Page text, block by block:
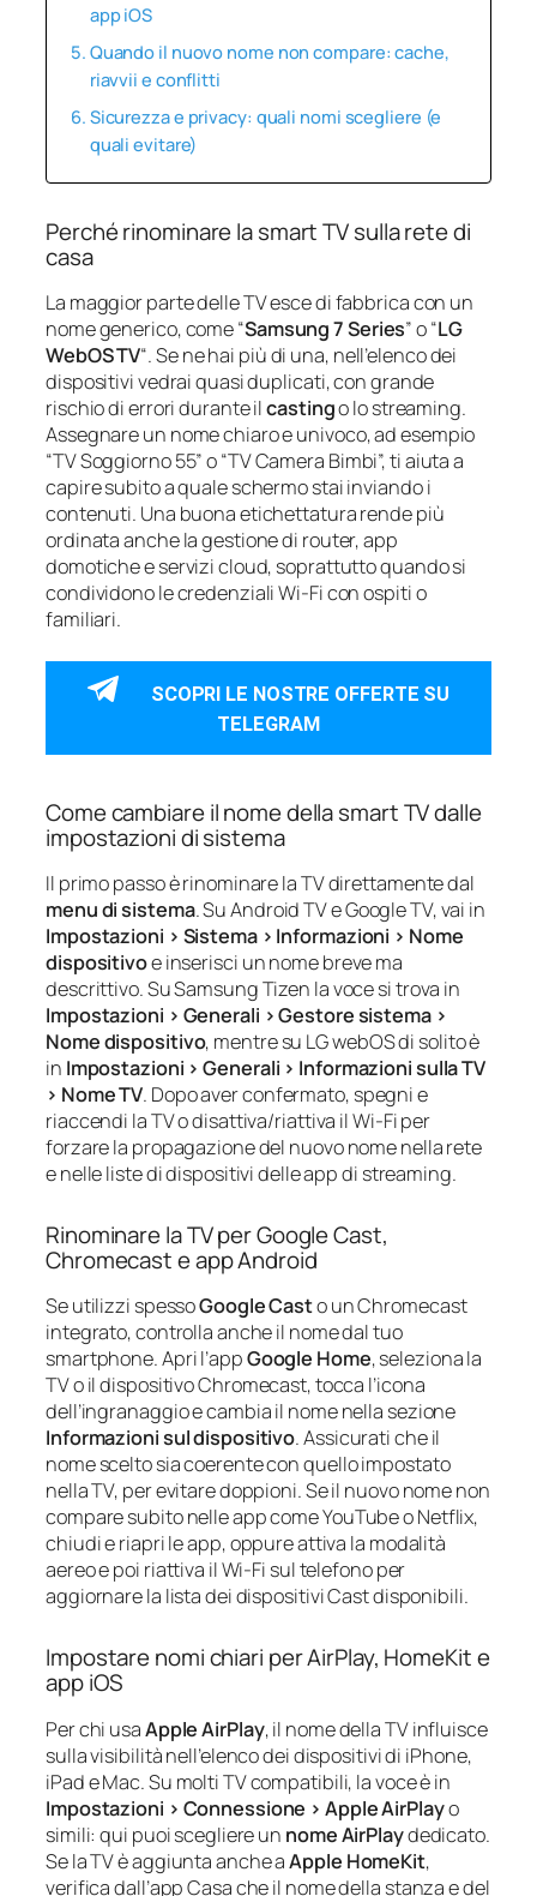
app iOS
Quando il nuovo nome non compare: cache,
riavvii e conflitti
Sicurezza e privacy: quali nomi scegliere (e
quali evitare)
Perché rinominare la smart TV sulla rete di
casa
La maggior parte delle TV esce di fabbrica con un
nome generico, come “Samsung 7 Series” o “LG
WebOS TV“. Se ne hai più di una, nell’elenco dei
dispositivi vedrai quasi duplicati, con grande
rischio di errori durante ilcastingo lo streaming.
Assegnare un nome chiaro e univoco, ad esempio
“TV Soggiorno 55” o “TV Camera Bimbi”, ti aiuta a
capire subito a quale schermo stai inviando i
contenuti. Una buona etichettatura rende più
ordinata anche la gestione di router, app
domotiche e servizi cloud, soprattutto quando si
condividono le credenziali Wi‑Fi con ospiti o
familiari.
SCOPRI LE NOSTRE OFFERTE SU
TELEGRAM
Come cambiare il nome della smart TV dalle
impostazioni di sistema
Il primo passo è rinominare la TV direttamente dal
menu di sistema. Su Android TV e Google TV, vai in
Impostazioni > Sistema > Informazioni > Nome
dispositivoe inserisci un nome breve ma
descrittivo. Su Samsung Tizen la voce si trova in
Impostazioni > Generali > Gestore sistema >
Nome dispositivo, mentre su LG webOS di solito è
in Impostazioni > Generali > Informazioni sulla TV
> Nome TV. Dopo aver confermato, spegni e
riaccendi la TV o disattiva/riattiva il Wi‑Fi per
forzare la propagazione del nuovo nome nella rete
e nelle liste di dispositivi delle app di streaming.
Rinominare la TV per Google Cast,
Chromecast e app Android
Se utilizzi spessoGoogle Casto un Chromecast
integrato, controlla anche il nome dal tuo
smartphone. Apri l’appGoogle Home, seleziona la
TV o il dispositivo Chromecast, tocca l’icona
dell’ingranaggio e cambia il nome nella sezione
Informazioni sul dispositivo. Assicurati che il
nome scelto sia coerente con quello impostato
nella TV, per evitare doppioni. Se il nuovo nome non
compare subito nelle app come YouTube o Netflix,
chiudi e riapri le app, oppure attiva la modalità
aereo e poi riattiva il Wi‑Fi sul telefono per
aggiornare la lista dei dispositivi Cast disponibili.
Impostare nomi chiari per AirPlay, HomeKit e
app iOS
Per chi usaApple AirPlay, il nome della TV influisce
sulla visibilità nell’elenco dei dispositivi di iPhone,
iPad e Mac. Su molti TV compatibili, la voce è in
Impostazioni > Connessione > Apple AirPlayo
simili: qui puoi scegliere un nome AirPlaydedicato.
Se la TV è aggiunta anche aApple HomeKit,
verifica dall’app Casa che il nome della stanza e del